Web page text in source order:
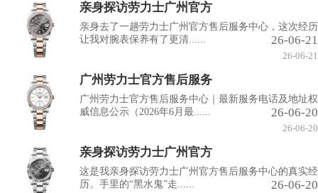
亲身探访劳力士广州官方
亲身去了一趟劳力士广州官方售后服务中心，这次经历
让我对腕表保养有了更清......
26-06-21
26-06-21
广州劳力士官方售后服务
广州劳力士官方售后服务中心｜最新服务电话及地址权
威信息公示（2026年6月最......
26-06-20
26-06-20
亲身探访劳力士广州官方
这是我亲身探访劳力士广州官方售后服务中心的真实经
历。手里的“黑水鬼”走......
26-06-20